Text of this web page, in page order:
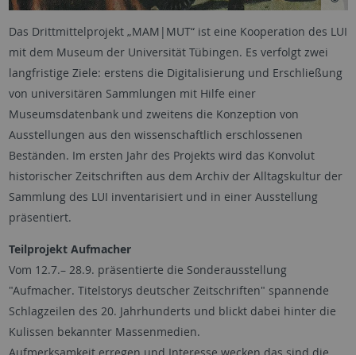
Das Drittmittelprojekt „MAM|MUT“ ist eine Kooperation des LUI
mit dem Museum der Universität Tübingen. Es verfolgt zwei
langfristige Ziele: erstens die Digitalisierung und Erschließung
von universitären Sammlungen mit Hilfe einer
Museumsdatenbank und zweitens die Konzeption von
Ausstellungen aus den wissenschaftlich erschlossenen
Beständen. Im ersten Jahr des Projekts wird das Konvolut
historischer Zeitschriften aus dem Archiv der Alltagskultur der
Sammlung des LUI inventarisiert und in einer Ausstellung
präsentiert.
Teilprojekt Aufmacher
Vom 12.7.– 28.9. präsentierte die Sonderausstellung
"Aufmacher. Titelstorys deutscher Zeitschriften" spannende
Schlagzeilen des 20. Jahrhunderts und blickt dabei hinter die
Kulissen bekannter Massenmedien.